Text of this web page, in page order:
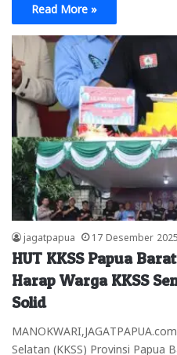
Read More »
jagatpapua 17 Desember 2025
HUT KKSS Papua
Harap Warga KKSS
Solid
Selatan (KKSS) Provinsi Papua